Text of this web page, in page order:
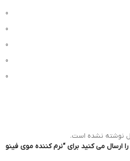
0
0
0
0
0
نوشته نشده است.
ارسال می کنید برای “نرم کننده موی فینو